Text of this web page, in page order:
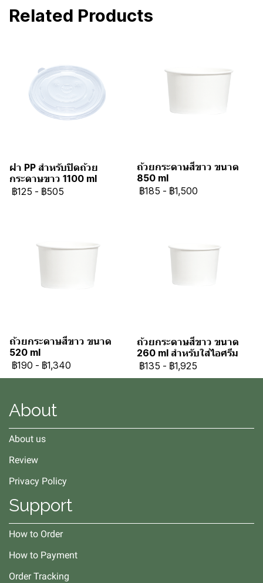
Related Products
ฝา PP สำหรับปิดถ้วย
กระดาษขาว 1100 ml
฿125 - ฿505
ถ้วยกระดาษสีขาว ขนาด
850 ml
฿185 - ฿1,500
ถ้วยกระดาษสีขาว ขนาด
520 ml
฿190 - ฿1,340
ถ้วยกระดาษสีขาว ขนาด
260 ml สำหรับใส่ไอศรีม
฿135 - ฿1,925
About
About us
Review
Privacy Policy
Support
How to Order
How to Payment
Order Tracking